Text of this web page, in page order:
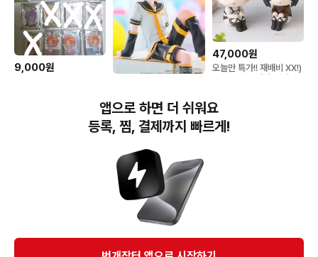
9,000원
예약) 카가미네 렌 누들스
토퍼 보컬로이드 피규어
47,000원
오늘만 특가!! 재배비 XX!)
특전 포함 미카사 리바이
번개장터(주) 사업자정보, 이용약관 및 기타 법적고지
번개장터㈜는 통신판매중개자이며, 통신판매의 당사자가 아닙니다. 전자상거래 등에서의
소비자보호에 관한 법률 등 관련 법령 및 번개장터㈜의 약관에 따라 상품, 상품정보, 거래에 관한 책임은
개별 판매자에게 귀속하고, 번개장터㈜는 원칙적으로 회원간 거래에 대하여 책임을 지지 않습니다.
다만, 번개장터㈜가 직접 판매하는 상품에 대한 책임은 번개장터㈜에게 귀속합니다.
앱으로 하면 더 쉬워요
등록, 찜, 결제까지 빠르게!